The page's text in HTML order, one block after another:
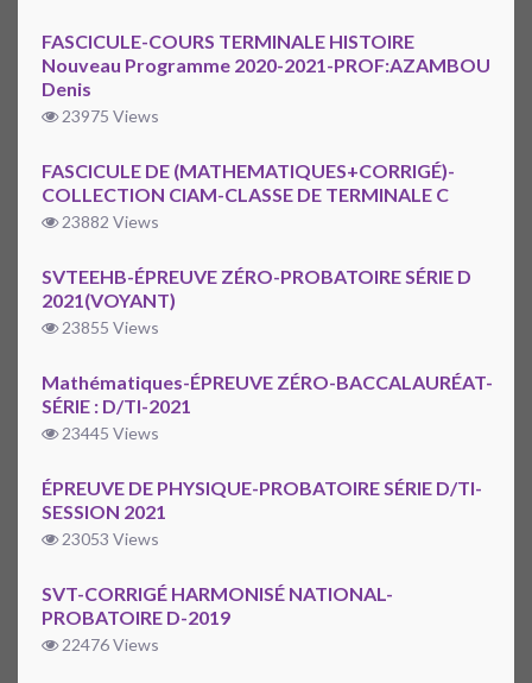
FASCICULE-COURS TERMINALE HISTOIRE
Nouveau Programme 2020-2021-PROF:AZAMBOU
Denis
23975 Views
FASCICULE DE (MATHEMATIQUES+CORRIGÉ)-
COLLECTION CIAM-CLASSE DE TERMINALE C
23882 Views
SVTEEHB-ÉPREUVE ZÉRO-PROBATOIRE SÉRIE D
2021(VOYANT)
23855 Views
Mathématiques-ÉPREUVE ZÉRO-BACCALAURÉAT-
SÉRIE : D/TI-2021
23445 Views
ÉPREUVE DE PHYSIQUE-PROBATOIRE SÉRIE D/TI-
SESSION 2021
23053 Views
SVT-CORRIGÉ HARMONISÉ NATIONAL-
PROBATOIRE D-2019
22476 Views